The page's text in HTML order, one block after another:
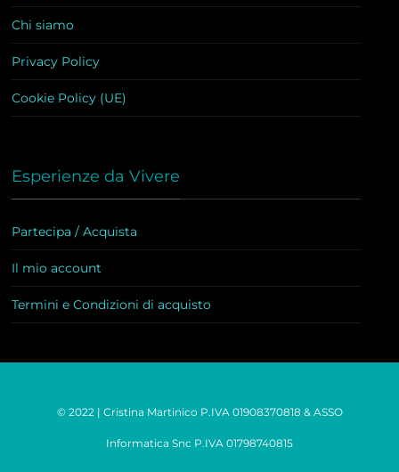
Chi siamo
Privacy Policy
Cookie Policy (UE)
Esperienze da Vivere
Partecipa / Acquista
Il mio account
Termini e Condizioni di acquisto
© 2022 | Cristina Martinico P.IVA 01908370818 & ASSO
Informatica Snc P.IVA 01798740815